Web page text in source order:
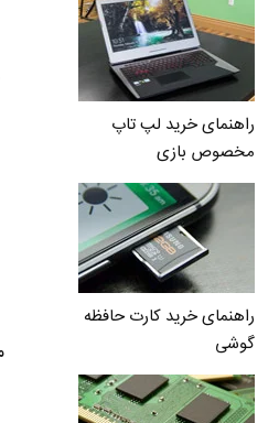
راهنمای خرید لپ تاپ
مخصوص بازی
راهنمای خرید کارت حافظه
گوشی